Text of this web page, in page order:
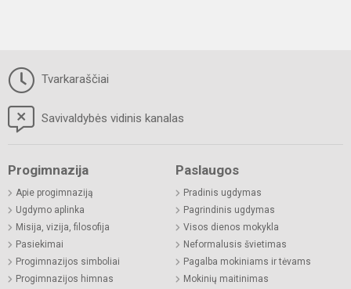
Tvarkaraščiai
Savivaldybės vidinis kanalas
Progimnazija
Apie progimnaziją
Ugdymo aplinka
Misija, vizija, filosofija
Pasiekimai
Progimnazijos simboliai
Progimnazijos himnas
Paslaugos
Pradinis ugdymas
Pagrindinis ugdymas
Visos dienos mokykla
Neformalusis švietimas
Pagalba mokiniams ir tėvams
Mokinių maitinimas